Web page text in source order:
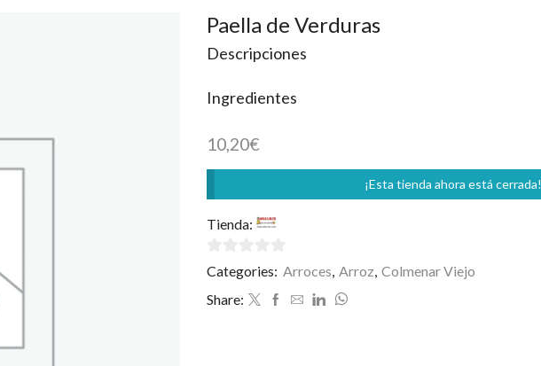
Paella de Verduras
Descripciones
Ingredientes
10,20€
¡Esta tienda ahora está cerrada!
Tienda:
0
Categories: Arroces, Arroz, Colmenar Viejo
Share: